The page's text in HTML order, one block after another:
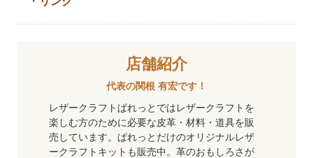
店舗紹介
代表の関根 有宏です！
レザークラフトぱれっとではレザークラフトを
楽しむ方のために必要な皮革・材料・道具を販
売しています。ぱれっとだけのオリジナルレザ
ークラフトキットも販売中。革のおもしろさが